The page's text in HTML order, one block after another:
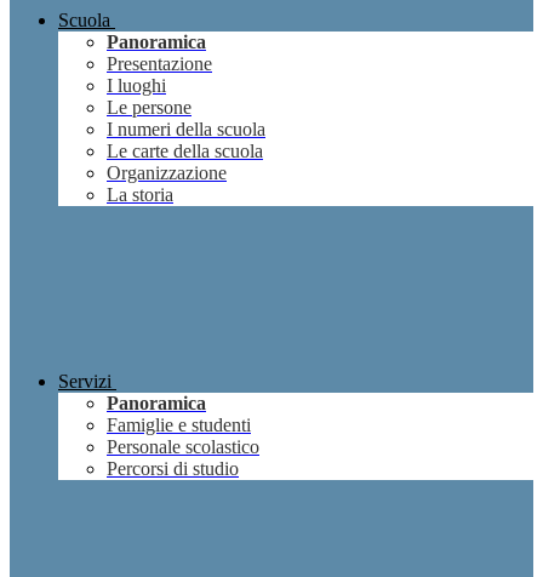
Scuola
Panoramica
Presentazione
I luoghi
Le persone
I numeri della scuola
Le carte della scuola
Organizzazione
La storia
Servizi
Panoramica
Famiglie e studenti
Personale scolastico
Percorsi di studio